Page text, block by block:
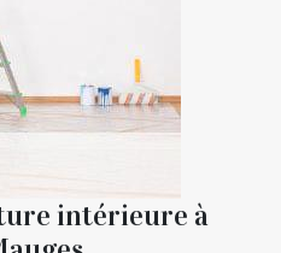
intérieure à